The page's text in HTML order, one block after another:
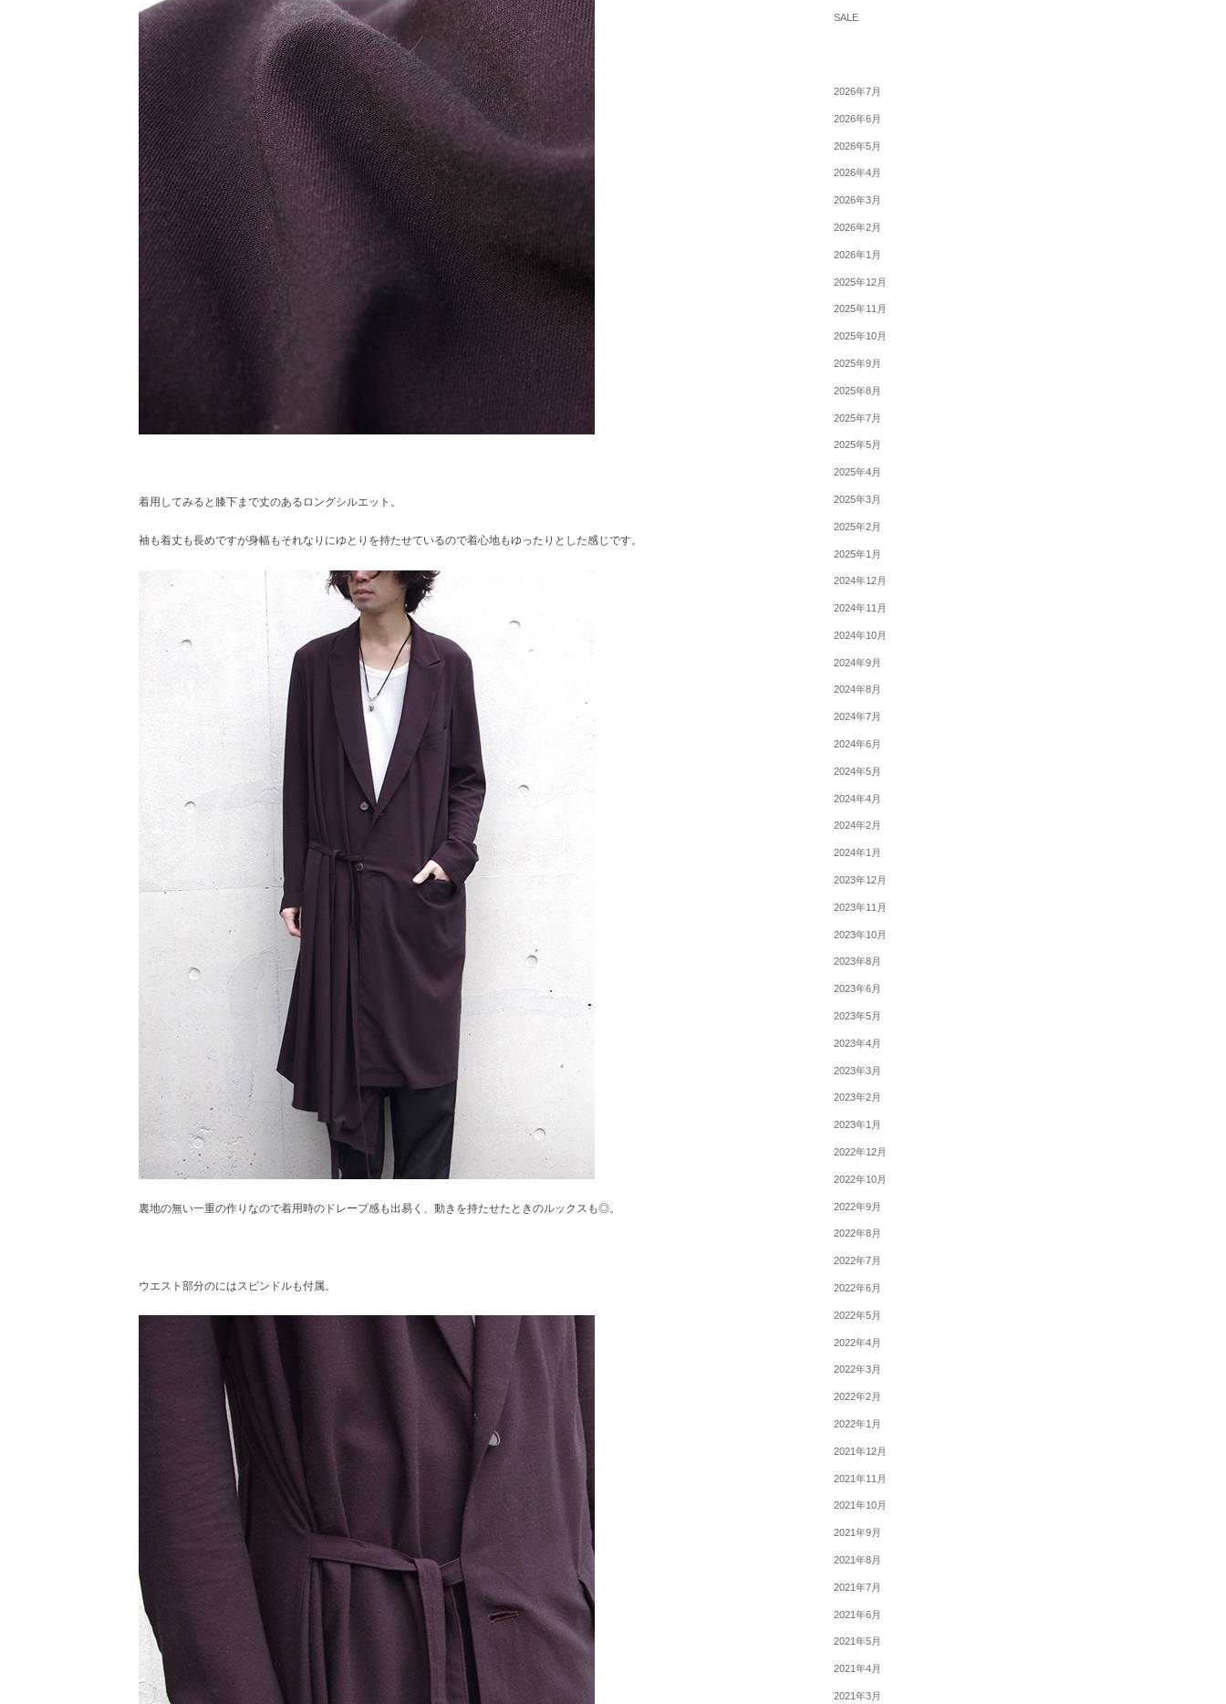
着用してみると膝下まで丈のあるロングシルエット。
袖も着丈も長めですが身幅もそれなりにゆとりを持たせているので着心地もゆったりとした感じです。
裏地の無い一重の作りなので着用時のドレープ感も出易く、動きを持たせたときのルックスも◎。
ウエスト部分のにはスピンドルも付属。
SALE
2026年7月
2026年6月
2026年5月
2026年4月
2026年3月
2026年2月
2026年1月
2025年12月
2025年11月
2025年10月
2025年9月
2025年8月
2025年7月
2025年5月
2025年4月
2025年3月
2025年2月
2025年1月
2024年12月
2024年11月
2024年10月
2024年9月
2024年8月
2024年7月
2024年6月
2024年5月
2024年4月
2024年2月
2024年1月
2023年12月
2023年11月
2023年10月
2023年8月
2023年6月
2023年5月
2023年4月
2023年3月
2023年2月
2023年1月
2022年12月
2022年10月
2022年9月
2022年8月
2022年7月
2022年6月
2022年5月
2022年4月
2022年3月
2022年2月
2022年1月
2021年12月
2021年11月
2021年10月
2021年9月
2021年8月
2021年7月
2021年6月
2021年5月
2021年4月
2021年3月